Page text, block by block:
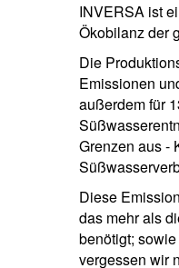
INVERSA ist
Ökobilanz der
Die
Emissionen
außerdem für
Grenzen aus -
Diese
das mehr als
benötigt;
vergessen wir